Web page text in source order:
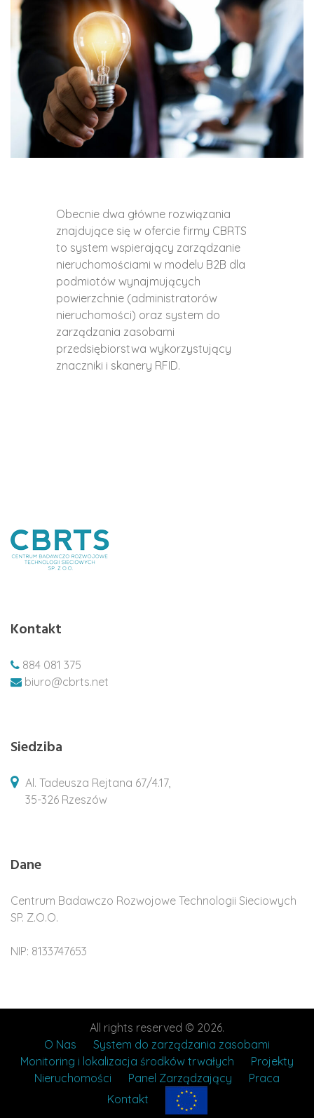
Obecnie dwa główne rozwiązania
znajdujące się w ofercie firmy CBRTS
to system wspierający zarządzanie
nieruchomościami w modelu B2B dla
podmiotów wynajmujących
powierzchnie (administratorów
nieruchomości) oraz system do
zarządzania zasobami
przedsiębiorstwa wykorzystujący
znaczniki i skanery RFID.
Kontakt
884 081 375
biuro@cbrts.net
Siedziba
Al. Tadeusza Rejtana 67/4.17,
35-326 Rzeszów
Dane
Centrum Badawczo Rozwojowe Technologii Sieciowych
SP. Z.O.O.
NIP: 8133747653
All rights reserved © 2026.
O Nas
System do zarządzania zasobami
Monitoring i lokalizacja środków trwałych
Projekty
Nieruchomości
Panel Zarządzający
Praca
Kontakt